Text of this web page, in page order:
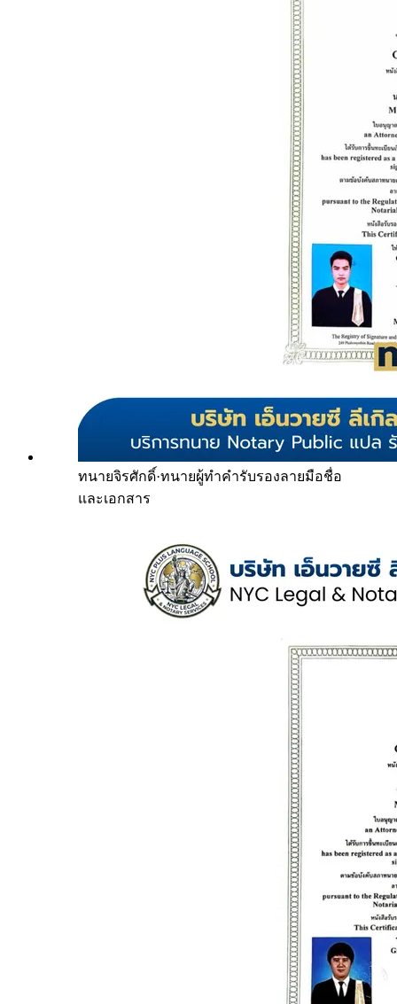
ทนายจิรศักดิ์·ทนายผู้ทำคำรับรองลายมือชื่อ
และเอกสาร